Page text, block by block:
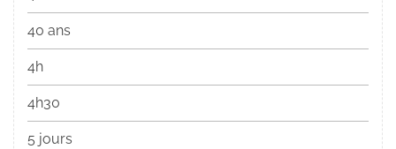
40 ans
4h
4h30
5 jours